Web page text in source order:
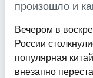
произошло и
Вечером в
России
популярная
внезапно